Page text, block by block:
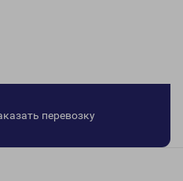
перевозку